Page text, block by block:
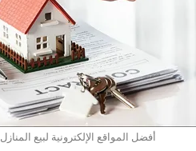
أفضل المواقع الإلكترونية لبيع المنازل